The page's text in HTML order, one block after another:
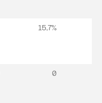
15,7%
0